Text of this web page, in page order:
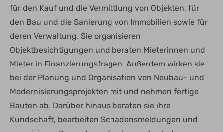
für den Kauf und die Vermittlung von Objekten, für
den Bau und die Sanierung von Immobilien sowie für
deren Verwaltung. Sie organisieren
Objektbesichtigungen und beraten Mieterinnen und
Mieter in Finanzierungsfragen. Außerdem wirken sie
bei der Planung und Organisation von Neubau- und
Modernisierungsprojekten mit und nehmen fertige
Bauten ab. Darüber hinaus beraten sie ihre
Kundschaft, bearbeiten Schadensmeldungen und